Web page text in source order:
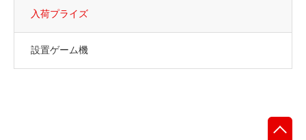
入荷プライズ
設置ゲーム機